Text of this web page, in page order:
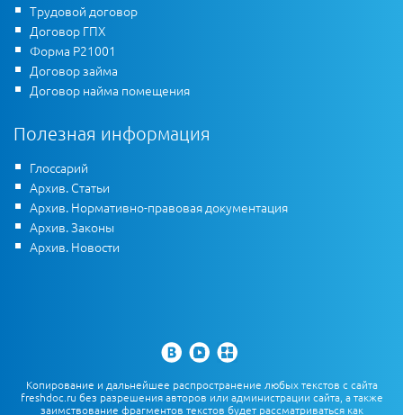
Трудовой договор
Договор ГПХ
Форма Р21001
Договор займа
Договор найма помещения
Полезная информация
Глоссарий
Архив. Статьи
Архив. Нормативно-правовая документация
Архив. Законы
Архив. Новости
Копирование и дальнейшее распространение любых текстов с сайта
freshdoc.ru без разрешения авторов или администрации сайта, а также
заимствование фрагментов текстов будет рассматриваться как